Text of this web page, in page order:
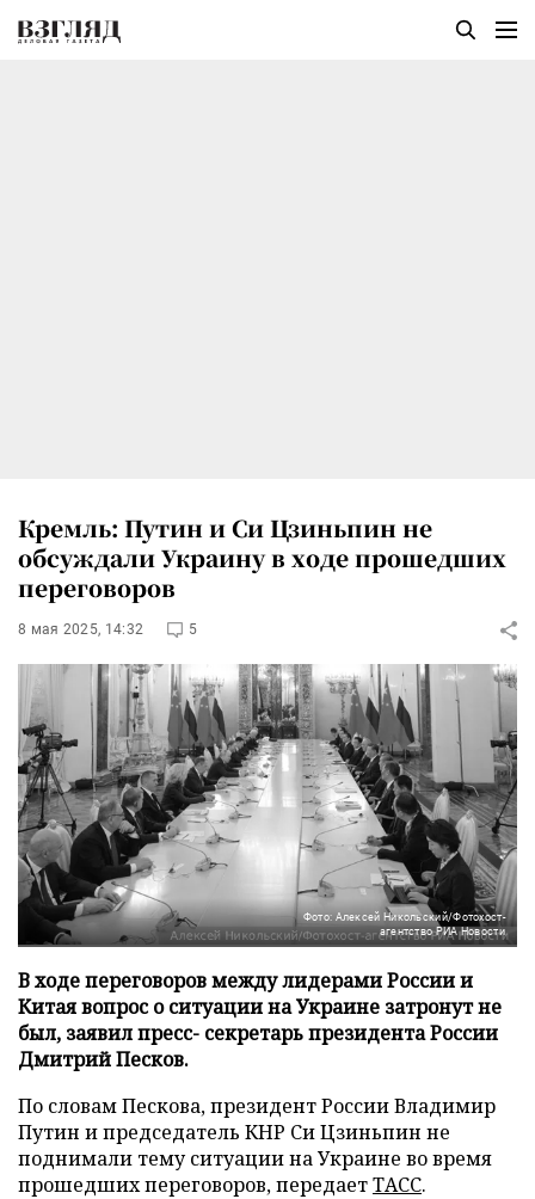
Кремль: Путин и Си Цзиньпин не
обсуждали Украину в ходе прошедших
переговоров
8 мая 2025, 14:32 5
Фото: Алексей Никольский/Фотохост-
агентство РИА Новости
В ходе переговоров между лидерами России и
Китая вопрос о ситуации на Украине затронут не
был, заявил пресс- секретарь президента России
Дмитрий Песков.
По словам Пескова, президент России Владимир
Путин и председатель КНР Си Цзиньпин не
поднимали тему ситуации на Украине во время
прошедших переговоров, передаетТАСС.